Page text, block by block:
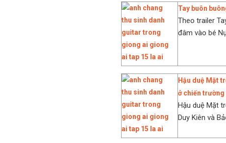
Tay buôn
Theo trailer
đâm vào bé
Hậu duệ Mặt
ở chiến trường
Hậu duệ Mặt
Duy Kiên và